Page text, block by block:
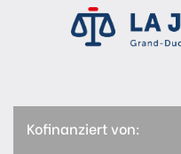
Kofinanziert von: